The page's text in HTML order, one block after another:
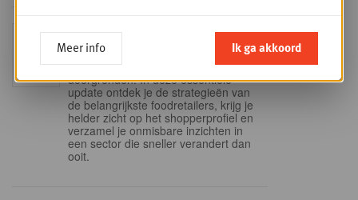
Into Retail - Sold out
Mis deze unieke kans niet om het
Belgische retaillandschap volledig te
doorgronden. In deze essentiële
update ontdek je de strategieën van
de belangrijkste foodretailers, krijg je
helder zicht op het shopperprofiel en
verzamel je onmisbare inzichten in
een sector die sneller verandert dan
ooit.
Meer info Ik ga akkoord